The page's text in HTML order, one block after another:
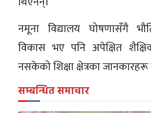
नमूना विद्यालय घोषणासँगै
विकास भए पनि अपेक्षित
नसकेको शिक्षा क्षेत्रका
सम्बन्धित समाचार